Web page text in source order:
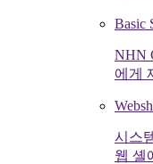
Basic
NHN
에게
시스
웹 셸